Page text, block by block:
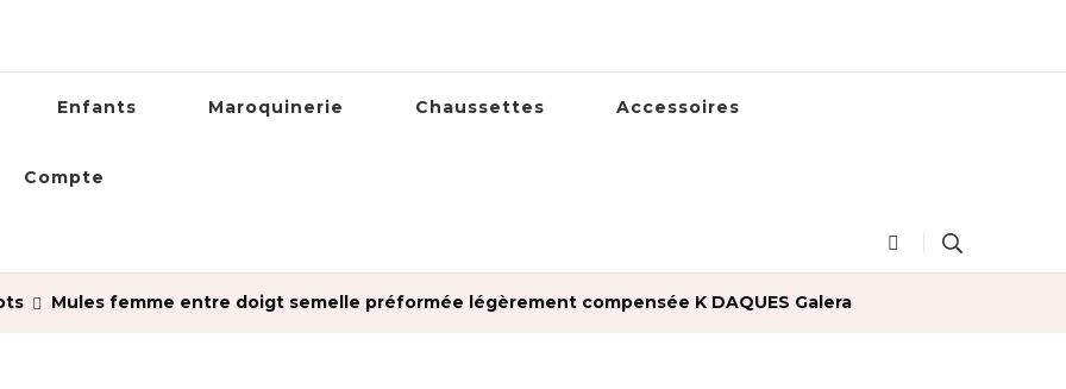
Enfants Maroquinerie Chaussettes Accessoires
Compte
Mules femme entre doigt semelle préformée légèrement compensée K DAQUES Galera